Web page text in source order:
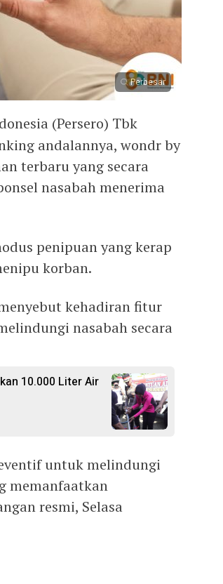
Perbesar
(Persero) Tbk
andalannya, wondr by
terbaru yang secara
nasabah menerima
penipuan yang kerap
korban.
kehadiran fitur
nasabah secara
10.000 Liter Air
untuk melindungi
memanfaatkan
resmi, Selasa